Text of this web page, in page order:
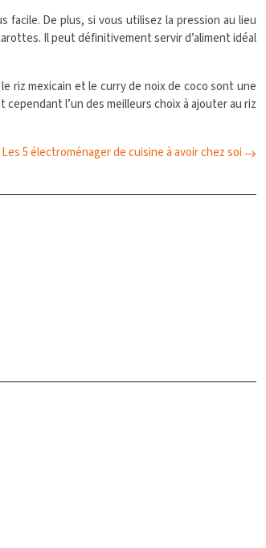
De plus, si vous utilisez la pression au lieu
Il peut définitivement servir d’aliment idéal
riz mexicain et le curry de noix de coco sont une
l’un des meilleurs choix à ajouter au riz
Les 5 électroménager de cuisine à avoir chez soi